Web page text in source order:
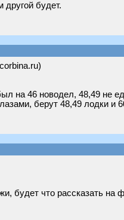
другой будет.
на 46 новодел, 48,49 не
берут 48,49 лодки и
будет что рассказать на